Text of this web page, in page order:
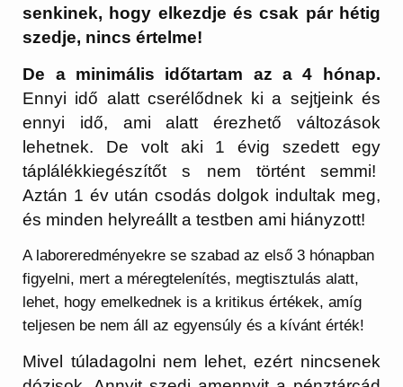
senkinek, hogy elkezdje és csak pár hétig
szedje, nincs értelme!
De a minimális időtartam az a 4 hónap.
Ennyi idő alatt cserélődnek ki a sejtjeink és
ennyi idő, ami alatt érezhető változások
lehetnek. De volt aki 1 évig szedett egy
táplálékkiegészítőt s nem történt semmi!
Aztán 1 év után csodás dolgok indultak meg,
és minden helyreállt a testben ami hiányzott!
A laboreredményekre se szabad az első 3 hónapban
figyelni, mert a méregtelenítés, megtisztulás alatt,
lehet, hogy emelkednek is a kritikus értékek, amíg
teljesen be nem áll az egyensúly és a kívánt érték!
Mivel túladagolni nem lehet, ezért nincsenek